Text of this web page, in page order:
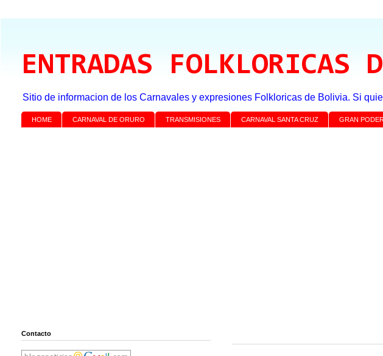
ENTRADAS FOLKLORICAS
Sitio de informacion de los Carnavales y expresiones Folkloricas de Bolivia. Si
HOME CARNAVAL DE ORURO TRANSMISIONES CARNAVAL SANTA CRUZ GRAN
Contacto